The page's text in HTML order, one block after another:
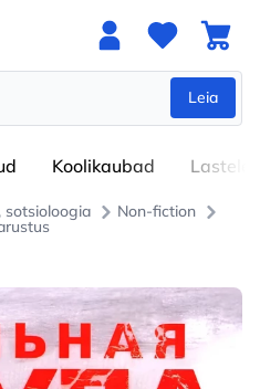
Leia
Koolikaubad Lastele
sotsioloogia Non-fiction